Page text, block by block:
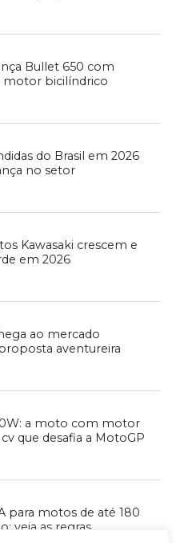
Bullet 650 com
motor bicilíndrico
do Brasil em 2026
no setor
Kawasaki crescem e
em 2026
ao mercado
aventureira
a moto com motor
que desafia a MotoGP
para motos de até 180
veja as regras